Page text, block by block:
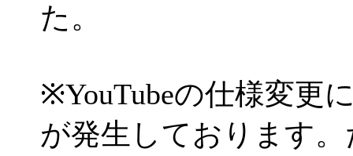
た。
※YouTubeの仕様変更
が発生しております